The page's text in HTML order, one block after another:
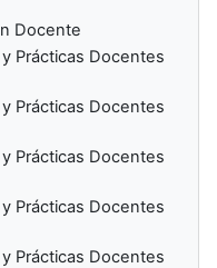
Docente
Prácticas Docentes
Prácticas Docentes
Prácticas Docentes
Prácticas Docentes
Prácticas Docentes